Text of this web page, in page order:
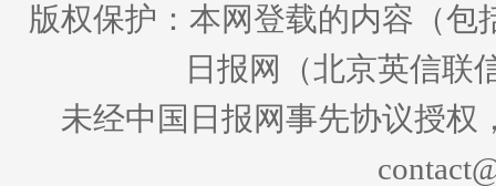
版权保护：本网登载的内容（
日报网（北京英信联
未经中国日报网事先协议授权